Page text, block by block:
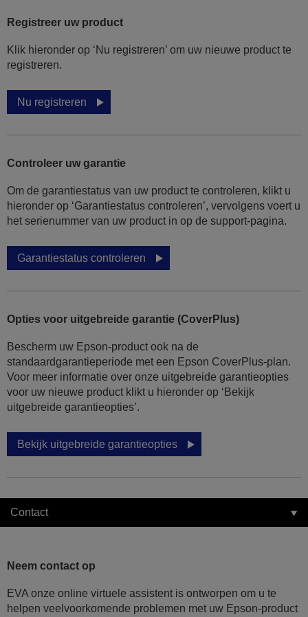
Registreer uw product
Klik hieronder op ‘Nu registreren’ om uw nieuwe product te
registreren.
Nu registreren
Controleer uw garantie
Om de garantiestatus van uw product te controleren, klikt u
hieronder op ‘Garantiestatus controleren’, vervolgens voert u
het serienummer van uw product in op de support-pagina.
Garantiestatus controleren
Opties voor uitgebreide garantie (CoverPlus)
Bescherm uw Epson-product ook na de
standaardgarantieperiode met een Epson CoverPlus-plan.
Voor meer informatie over onze uitgebreide garantieopties
voor uw nieuwe product klikt u hieronder op ‘Bekijk
uitgebreide garantieopties’.
Bekijk uitgebreide garantieopties
Contact
Neem contact op
EVA onze online virtuele assistent is ontworpen om u te
helpen veelvoorkomende problemen met uw Epson-product